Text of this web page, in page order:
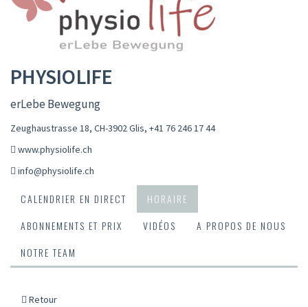
PHYSIOLIFE
erLebe Bewegung
Zeughaustrasse 18, CH-3902 Glis, +41 76 246 17 44
www.physiolife.ch
info@physiolife.ch
CALENDRIER EN DIRECT
HORAIRE
ABONNEMENTS ET PRIX
VIDÉOS
A PROPOS DE NOUS
NOTRE TEAM
Retour